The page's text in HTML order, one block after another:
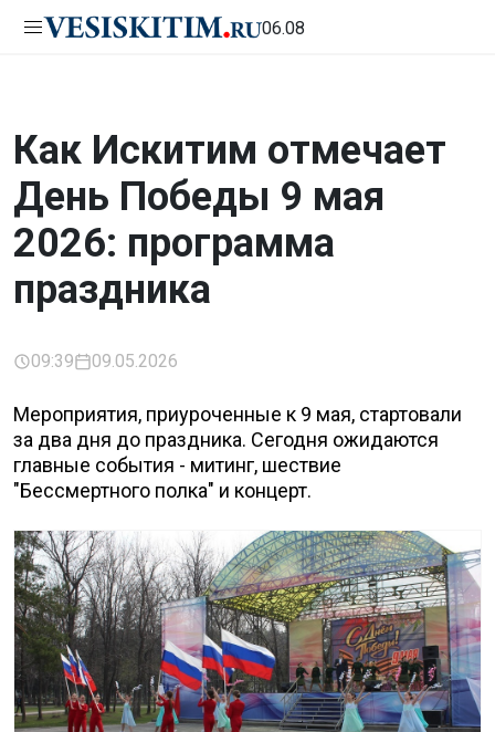
06.08
Как Искитим отмечает
День Победы 9 мая
2026: программа
праздника
09:39 09.05.2026
Мероприятия, приуроченные к 9 мая, стартовали
за два дня до праздника. Сегодня ожидаются
главные события - митинг, шествие
"Бессмертного полка" и концерт.